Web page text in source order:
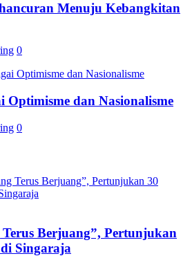
Menuju Kebangkitan
0
Optimisme dan Nasionalisme
0
Berjuang”, Pertunjukan
Singaraja